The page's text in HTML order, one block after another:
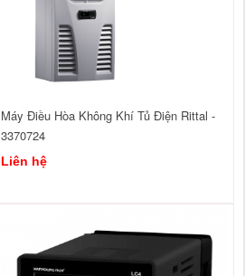
Máy Điều Hòa Không Khí Tủ Điện Rittal -
3370724
Liên hệ